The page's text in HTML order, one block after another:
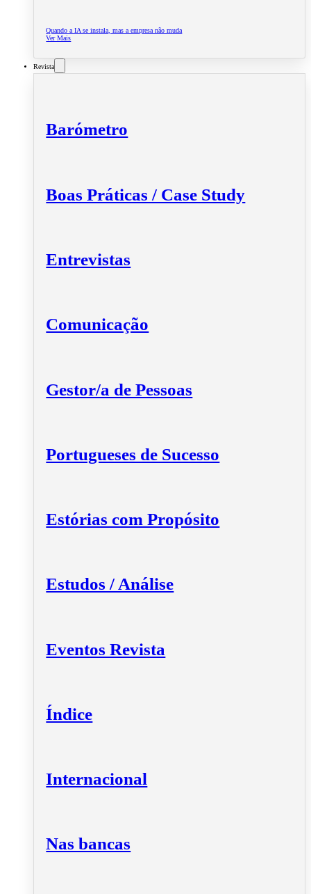
Quando a IA se instala, mas a empresa não muda
Ver Mais
Revista
Barómetro
Boas Práticas / Case Study
Entrevistas
Comunicação
Gestor/a de Pessoas
Portugueses de Sucesso
Estórias com Propósito
Estudos / Análise
Eventos Revista
Índice
Internacional
Nas bancas